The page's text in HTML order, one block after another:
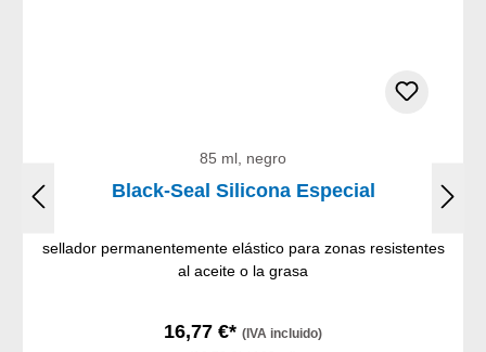
85 ml, negro
Black-Seal Silicona Especial
sellador permanentemente elástico para zonas resistentes
al aceite o la grasa
16,77 €* (IVA incluido)